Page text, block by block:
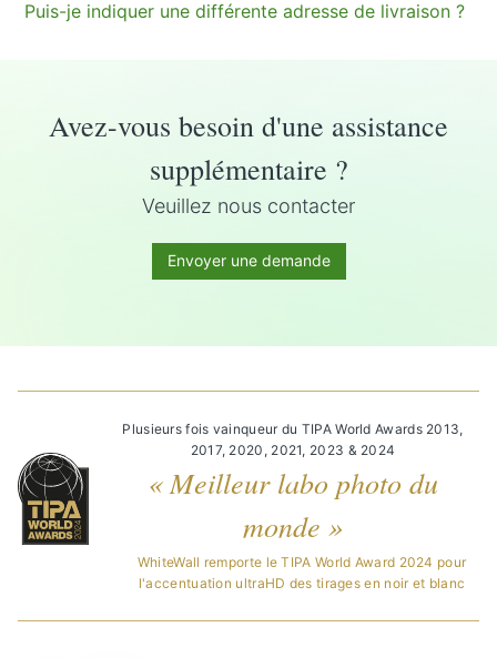
Puis-je indiquer une différente adresse de livraison ?
Avez-vous besoin d'une assistance
supplémentaire ?
Veuillez nous contacter
Envoyer une demande
Plusieurs fois vainqueur du TIPA World Awards 2013,
2017, 2020, 2021, 2023 & 2024
« Meilleur labo photo du
monde »
WhiteWall remporte le TIPA World Award 2024 pour
l'accentuation ultraHD des tirages en noir et blanc